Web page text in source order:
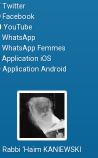
Twitter
Facebook
YouTube
WhatsApp
WhatsApp Femmes
Application iOS
Application Android
Rabbi 'Haïm KANIEWSKI